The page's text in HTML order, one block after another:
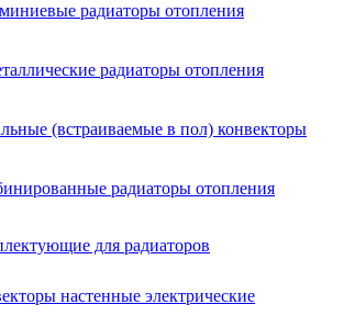
радиаторы отопления
радиаторы отопления
(встраиваемые в пол) конвекторы
радиаторы отопления
для радиаторов
настенные электрические